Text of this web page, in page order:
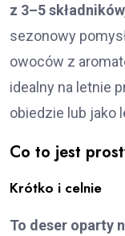
z 3–5
sezonowy
owoców z
idealny na letnie
obiedzie lub jako
Co to jest
Krótko i celnie
To deser oparty